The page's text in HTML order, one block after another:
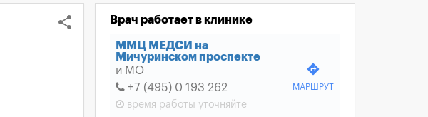
share Врач работает в клинике
ММЦ МЕДСИ на
Мичуринском проспекте
и МО
+7 (495) 0 193 262
время работы уточняйте
directions
МАРШРУТ